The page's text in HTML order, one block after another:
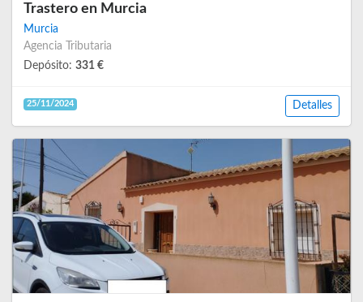
Trastero en Murcia
Murcia
Agencia Tributaria
Depósito: 331 €
25/11/2024 Detalles